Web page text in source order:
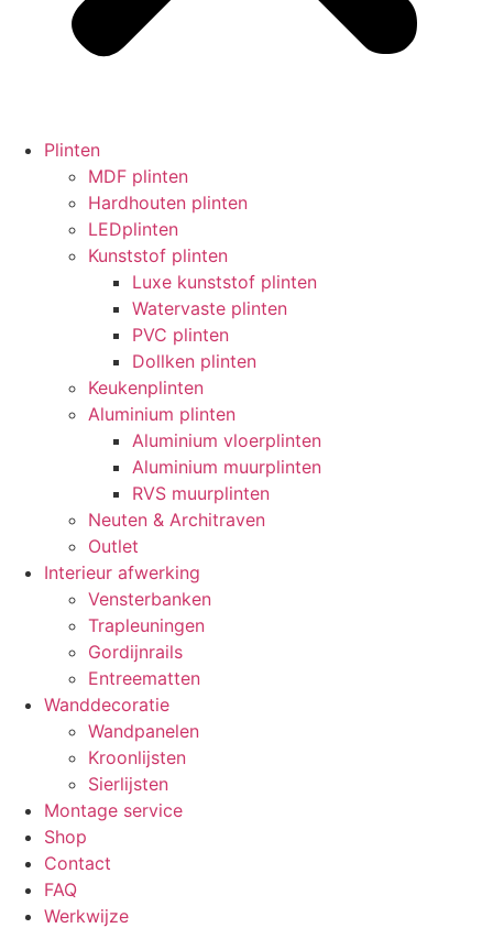
Plinten
MDF plinten
Hardhouten plinten
LEDplinten
Kunststof plinten
Luxe kunststof plinten
Watervaste plinten
PVC plinten
Dollken plinten
Keukenplinten
Aluminium plinten
Aluminium vloerplinten
Aluminium muurplinten
RVS muurplinten
Neuten & Architraven
Outlet
Interieur afwerking
Vensterbanken
Trapleuningen
Gordijnrails
Entreematten
Wanddecoratie
Wandpanelen
Kroonlijsten
Sierlijsten
Montage service
Shop
Contact
FAQ
Werkwijze